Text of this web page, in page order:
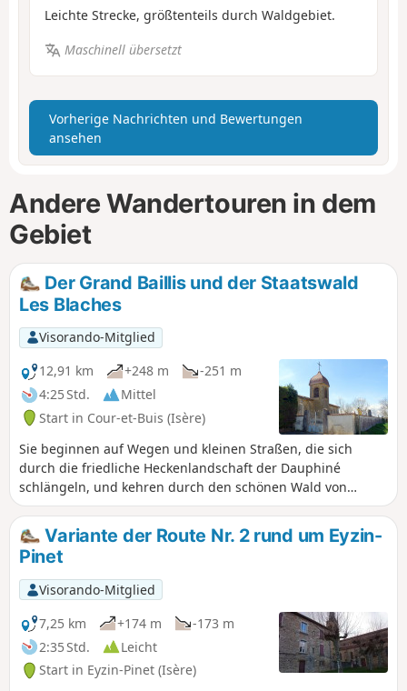
Leichte Strecke, größtenteils durch Waldgebiet.
Maschinell übersetzt
Vorherige Nachrichten und Bewertungen
ansehen
Andere Wandertouren in dem
Gebiet
Der Grand Baillis und der Staatswald
Les Blaches
Visorando-Mitglied
12,91 km
+248 m
-251 m
4:25 Std.
Mittel
Start in Cour-et-Buis (Isère)
Sie beginnen auf Wegen und kleinen Straßen, die sich
durch die friedliche Heckenlandschaft der Dauphiné
schlängeln, und kehren durch den schönen Wald von
Blaches zurück. Auf dieser Wanderung gibt es keine
nennenswerten Schwierigkeiten.
Variante der Route Nr. 2 rund um Eyzin-
Pinet
Visorando-Mitglied
7,25 km
+174 m
-173 m
2:35 Std.
Leicht
Start in Eyzin-Pinet (Isère)